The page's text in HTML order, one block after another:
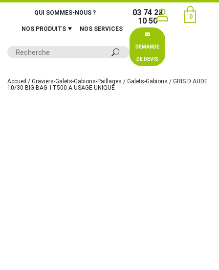
QUI SOMMES-NOUS ?
NOS PRODUITS NOS SERVICES
03 74 28
10 50
DEMANDE
DE DEVIS
0
Accueil / Graviers-Galets-Gabions-Paillages / Galets-Gabions / GRIS D AUDE
10/30 BIG BAG 1T500 A USAGE UNIQUE